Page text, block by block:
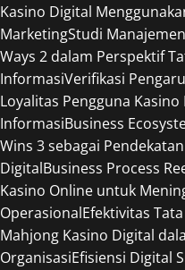
Kasino Digital
MarketingStudi
Ways 2 dalam Perspektif
InformasiVerifikasi
Loyalitas Pengguna
InformasiBusiness
Wins 3 sebagai
DigitalBusiness Process
Kasino Online untuk
OperasionalEfektivitas
Mahjong Kasino Digital
OrganisasiEfisiensi Digital